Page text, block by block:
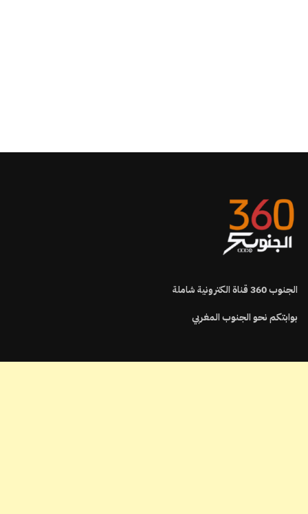
الجنوب360قناة الكترونية شاملة
بوابتكم نحو الجنوب المغربي